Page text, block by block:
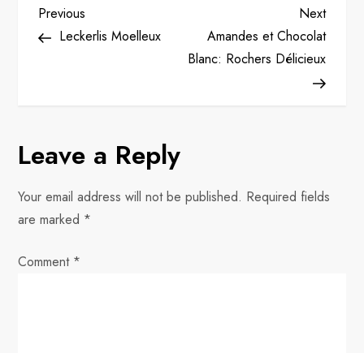
P
n
a
v
Previous
Post
Previous
Leckerlis Moelleux
Next
Post
Next
Amandes et Chocolat
Blanc: Rochers Délicieux
Leave a Reply
Your email address will not be published. Required fields
are marked *
Comment *